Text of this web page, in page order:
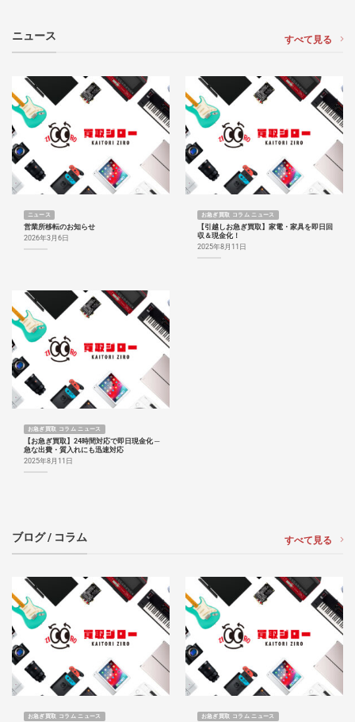
ニュース すべて見る
ニュース
営業所移転のお知らせ
2026年3月6日
お急ぎ買取 コラム ニュース
【引越しお急ぎ買取】家電・家具を即日回
収＆現金化！
2025年8月11日
お急ぎ買取 コラム ニュース
【お急ぎ買取】24時間対応で即日現金化 ─
急な出費・質入れにも迅速対応
2025年8月11日
ブログ / コラム すべて見る
お急ぎ買取 コラム ニュース お急ぎ買取 コラム ニュース